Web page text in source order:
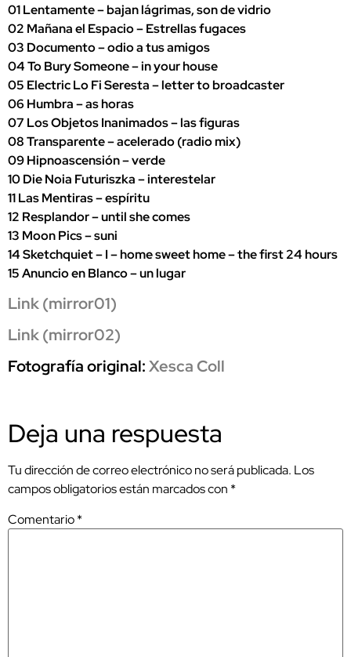
01 Lentamente – bajan lágrimas, son de vidrio
02 Mañana el Espacio – Estrellas fugaces
03 Documento – odio a tus amigos
04 To Bury Someone – in your house
05 Electric Lo Fi Seresta – letter to broadcaster
06 Humbra – as horas
07 Los Objetos Inanimados – las figuras
08 Transparente – acelerado (radio mix)
09 Hipnoascensión – verde
10 Die Noia Futuriszka – interestelar
11 Las Mentiras – espíritu
12 Resplandor – until she comes
13 Moon Pics – suni
14 Sketchquiet – I – home sweet home – the first 24 hours
15 Anuncio en Blanco – un lugar
Link (mirror01)
Link (mirror02)
Fotografía original:Xesca Coll
Deja una respuesta
Tu dirección de correo electrónico no será publicada. Los
campos obligatorios están marcados con *
Comentario*